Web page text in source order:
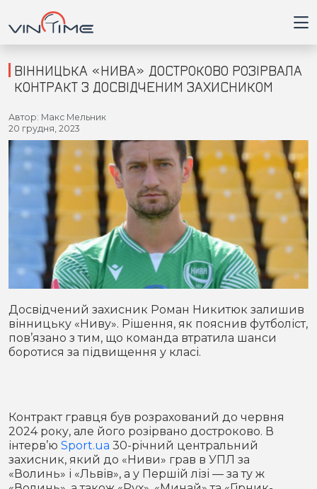
Головна
Війна
Новини
Кримінал
Здоров'я
Приватна думка
В кулуарах
Місто
Життя
Конфлікти
Партнери
Спорт
Футбол
Контакти
ВІННИЦЬКА «НИВА» ДОСТРОКОВО РОЗІРВАЛА
КОНТРАКТ З ДОСВІДЧЕНИМ ЗАХИСНИКОМ
Автор: Макс Мельник
20 грудня, 2023
Досвідчений захисник Роман Никитюк залишив
вінницьку «Ниву». Рішення, як пояснив футболіст,
пов’язано з тим, що команда втратила шанси
боротися за підвищення у класі.
Контракт гравця був розрахований до червня
2024 року, але його розірвано достроково. В
інтерв’ю Sport.ua 30-річний центральний
захисник, який до «Ниви» грав в УПЛ за
«Волинь» і «Львів», а у Першій лізі — за ту ж